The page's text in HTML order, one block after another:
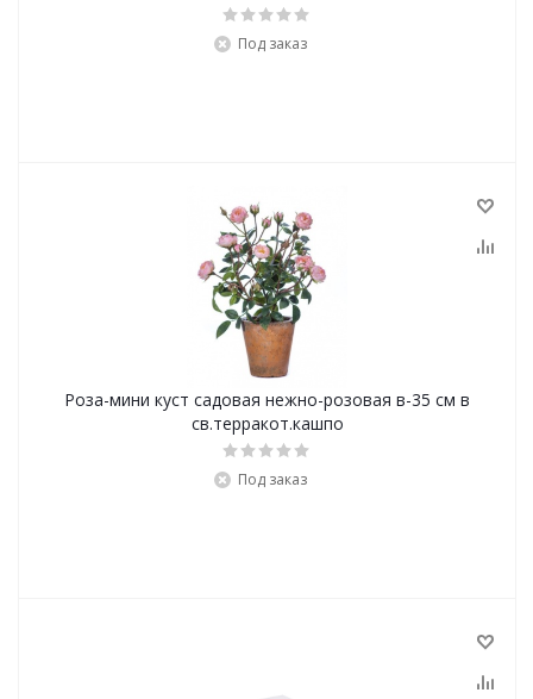
Под заказ
Роза-мини куст садовая нежно-розовая в-35 см в
св.терракот.кашпо
Под заказ